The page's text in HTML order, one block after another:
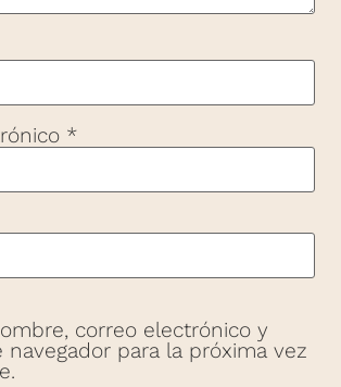
*
correo electrónico y
para la próxima vez